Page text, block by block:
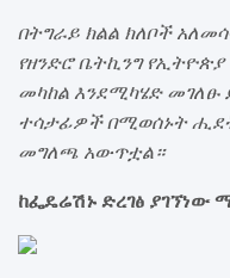
በትግራይ ክልል ክለቦች
የዘንድሮ ቤትኪንግ
መካከል እንደሚካሄድ መገለፁ
ተሳታፊዎች በሚወሰኑት
መግለጫ አውጥቷል።
ከፌዴሬሽኑ ድረገፅ ያገኘነው